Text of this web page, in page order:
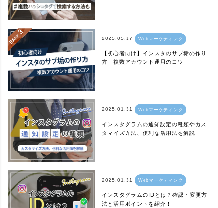
2025.05.17 Webマーケティング
【初心者向け】インスタのサブ垢の作り
方｜複数アカウント運用のコツ
2025.01.31 Webマーケティング
インスタグラムの通知設定の種類やカス
タマイズ方法、便利な活用法を解説
2025.01.31 Webマーケティング
インスタグラムのIDとは？確認・変更方
法と活用ポイントを紹介！